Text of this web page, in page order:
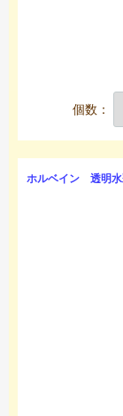
個数：
ホルベイン 透明水